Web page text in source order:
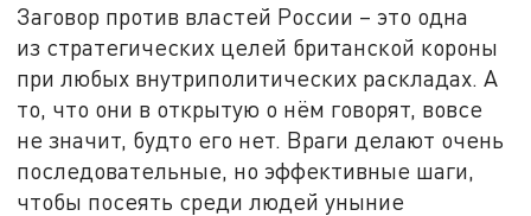
Заговор против властей России – это одна
из стратегических целей британской короны
при любых внутриполитических раскладах. А
то, что они в открытую о нём говорят, вовсе
не значит, будто его нет. Враги делают очень
последовательные, но эффективные шаги,
чтобы посеять среди людей уныние